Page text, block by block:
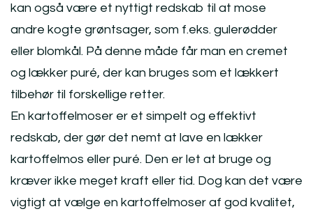
kan også være et nyttigt redskab til at mose
andre kogte grøntsager, som f.eks. gulerødder
eller blomkål. På denne måde får man en cremet
og lækker puré, der kan bruges som et lækkert
tilbehør til forskellige retter.
En kartoffelmoser er et simpelt og effektivt
redskab, der gør det nemt at lave en lækker
kartoffelmos eller puré. Den er let at bruge og
kræver ikke meget kraft eller tid. Dog kan det være
vigtigt at vælge en kartoffelmoser af god kvalitet,